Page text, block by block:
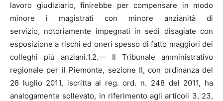
lavoro giudiziario, finirebbe per compensare in modo
minore i magistrati con minore anzianità di
servizio, notoriamente impegnati in sedi disagiate con
esposizione a rischi ed oneri spesso di fatto maggiori dei
colleghi più anziani.1.2.— Il Tribunale amministrativo
regionale per il Piemonte, sezione II, con ordinanza del
28 luglio 2011, iscritta al reg. ord. n. 248 del 2011, ha
analogamente sollevato, in riferimento agli articoli 3, 23,